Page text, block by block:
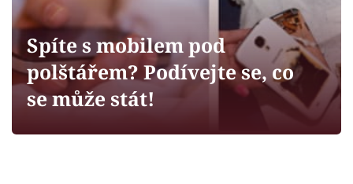
Sledujte prima+
Filmový festival Karlovy Vary
Spíte s mobilem pod
polštářem? Podívejte se, co
se může stát!